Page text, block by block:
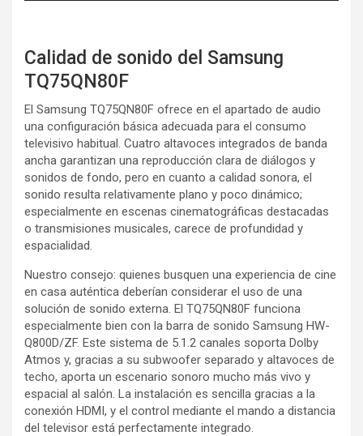
Calidad de sonido del Samsung
TQ75QN80F
El Samsung TQ75QN80F ofrece en el apartado de audio
una configuración básica adecuada para el consumo
televisivo habitual. Cuatro altavoces integrados de banda
ancha garantizan una reproducción clara de diálogos y
sonidos de fondo, pero en cuanto a calidad sonora, el
sonido resulta relativamente plano y poco dinámico;
especialmente en escenas cinematográficas destacadas
o transmisiones musicales, carece de profundidad y
espacialidad.
Nuestro consejo: quienes busquen una experiencia de cine
en casa auténtica deberían considerar el uso de una
solución de sonido externa. El TQ75QN80F funciona
especialmente bien con la barra de sonido Samsung HW-
Q800D/ZF. Este sistema de 5.1.2 canales soporta Dolby
Atmos y, gracias a su subwoofer separado y altavoces de
techo, aporta un escenario sonoro mucho más vivo y
espacial al salón. La instalación es sencilla gracias a la
conexión HDMI, y el control mediante el mando a distancia
del televisor está perfectamente integrado.